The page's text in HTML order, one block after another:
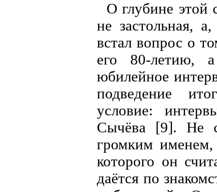
О глубине этой
не застольная,
встал вопрос о
его 80-летию,
юбилейное
подведение
условие:
Сычёва [9]. Не
громким
которого он
даётся по